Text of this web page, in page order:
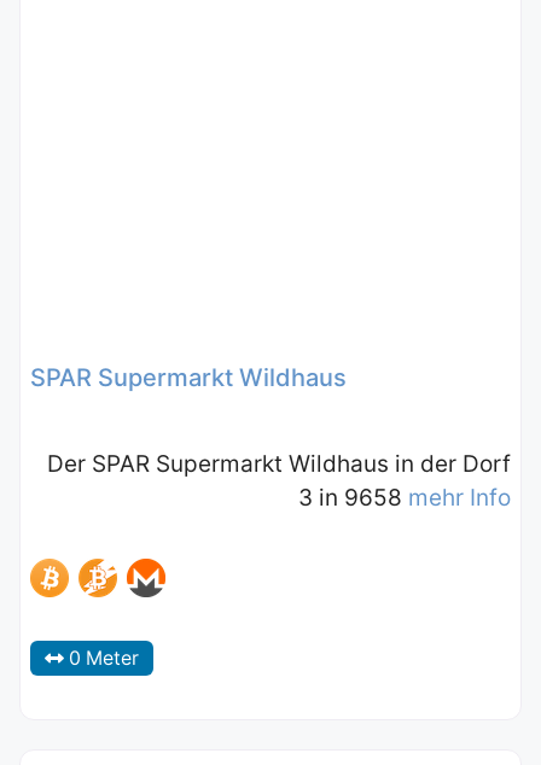
SPAR Supermarkt Wildhaus
Der SPAR Supermarkt Wildhaus in der Dorf
3 in 9658 mehr Info
0 Meter